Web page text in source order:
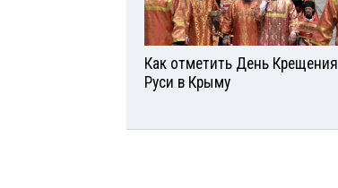
Как отметить День Крещения
Руси в Крыму